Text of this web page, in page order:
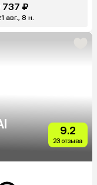
737 ₽
авг., 8 н.
9.2
23 отзыва